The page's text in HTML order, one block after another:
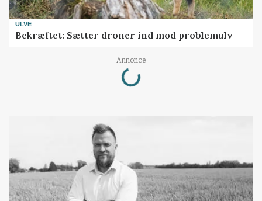
ULVE
Bekræftet: Sætter droner ind mod problemulv
Annonce
Loading...